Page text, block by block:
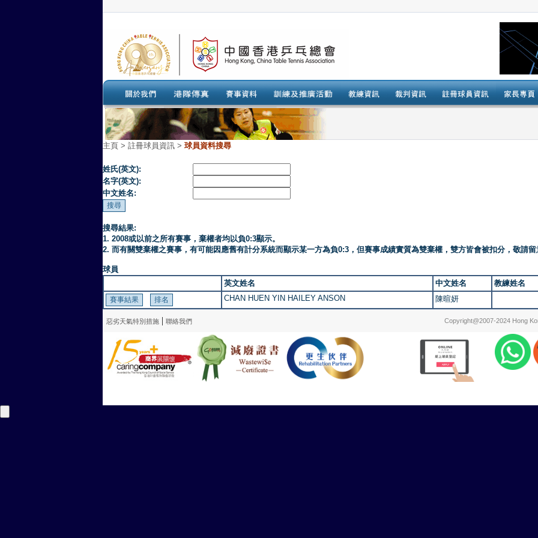
主頁 > 註冊球員資訊 > 球員資料搜尋
姓氏(英文):
名字(英文):
中文姓名:
搜尋結果:
1. 2008或以前之所有賽事，棄權者均以負0:3顯示。
2. 而有關雙棄權之賽事，有可能因應舊有計分系統而顯示某一方為負0:3，但賽事成績實質為雙棄權，雙方皆會被扣分，敬請留
球員
英文姓名
中文姓名
教練姓名
CHAN HUEN YIN HAILEY ANSON
陳暄妍